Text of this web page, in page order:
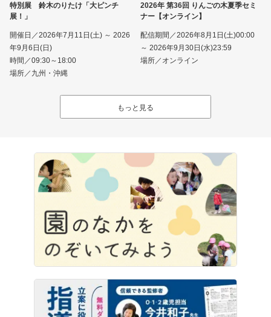
特別展 鈴木のりたけ「大ピンチ
展！」
開催日／2026年7月11日(土) ～ 2026
年9月6日(日)
時間／09:30～18:00
場所／九州・沖縄
2026年 第36回 りんごの木夏季セミ
ナー【オンライン】
配信期間／2026年8月1日(土)00:00
～ 2026年9月30日(水)23:59
場所／オンライン
もっと見る